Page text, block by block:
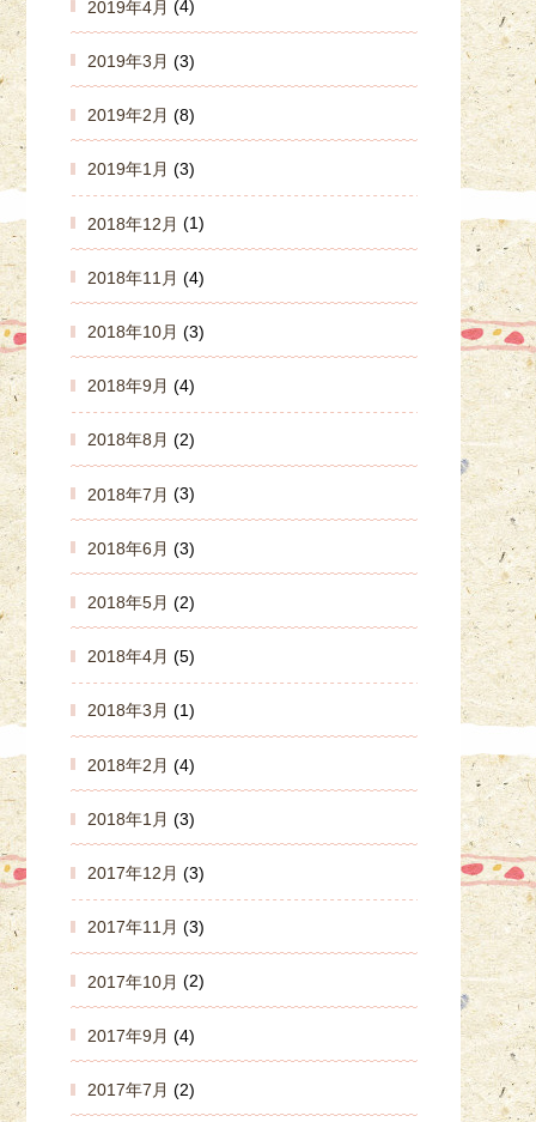
2019年4月 (4)
2019年3月 (3)
2019年2月 (8)
2019年1月 (3)
2018年12月 (1)
2018年11月 (4)
2018年10月 (3)
2018年9月 (4)
2018年8月 (2)
2018年7月 (3)
2018年6月 (3)
2018年5月 (2)
2018年4月 (5)
2018年3月 (1)
2018年2月 (4)
2018年1月 (3)
2017年12月 (3)
2017年11月 (3)
2017年10月 (2)
2017年9月 (4)
2017年7月 (2)